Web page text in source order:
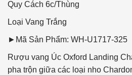
Quy Cách 6c/Thùng
Loại Vang Trắng
►Mã Sản Phẩm: WH-U1717-325
Rượu vang Úc Oxford Landing
pha trộn giữa các loại nho